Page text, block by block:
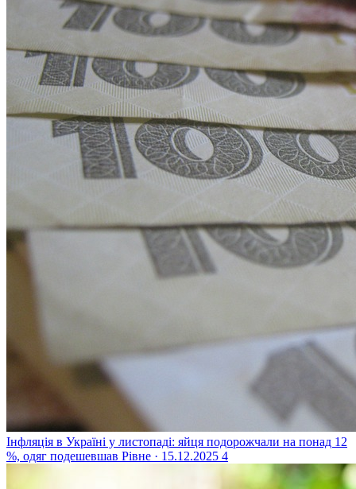
Інфляція в Україні у листопаді: яйця подорожчали на понад 12
%, одяг подешевшав Рівне · 15.12.2025 4